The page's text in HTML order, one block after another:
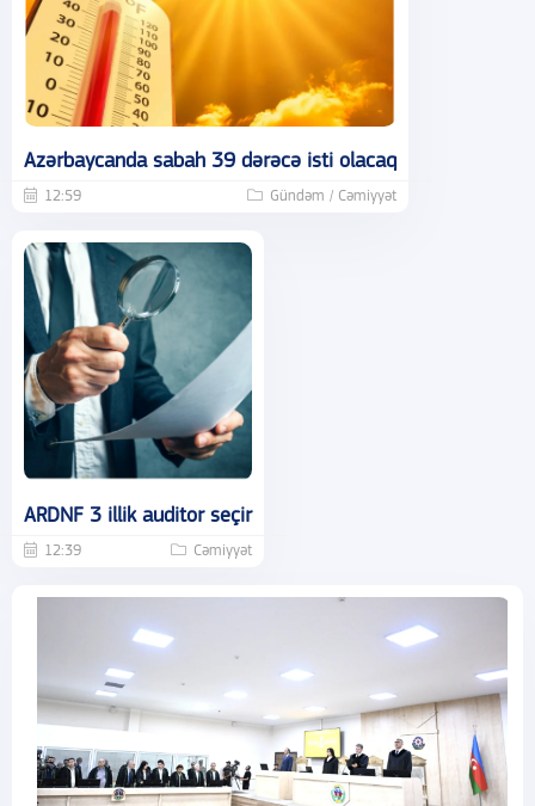
Azərbaycanda sabah 39 dərəcə isti olacaq
12:59 Gündəm / Cəmiyyət
ARDNF 3 illik auditor seçir
12:39 Cəmiyyət